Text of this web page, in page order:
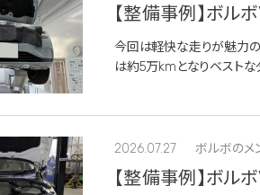
【整備事例】ボル
イザーリンク交換
今回は軽快な走りが魅力の
は約5万kmとなりベストな
2026.07.27 ボルボのメ
【整備事例】ボル